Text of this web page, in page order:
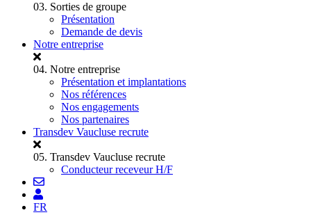
03. Sorties de groupe
Présentation
Demande de devis
Notre entreprise
04. Notre entreprise
Présentation et implantations
Nos références
Nos engagements
Nos partenaires
Transdev Vaucluse recrute
05. Transdev Vaucluse recrute
Conducteur receveur H/F
FR